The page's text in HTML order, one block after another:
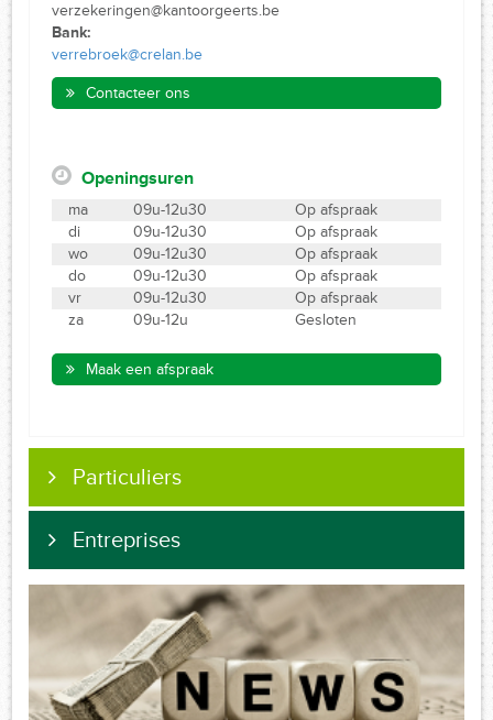
verzekeringen@kantoorgeerts.be
Bank:
verrebroek@crelan.be
Contacteer ons
Openingsuren
ma 09u-12u30
Op afspraak
di
09u-12u30
Op afspraak
wo
09u-12u30
Op afspraak
do
09u-12u30
Op afspraak
vr
09u-12u30
Op afspraak
za
09u-12u Gesloten
Maak een afspraak
Particuliers
Entreprises